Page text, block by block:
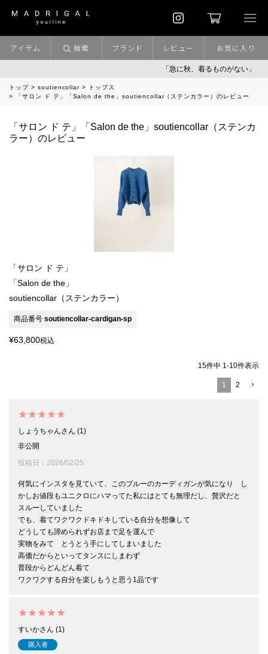
「急に秋、着るものがない」
アイテム 検索 ブランド レビュー お気に入り
トップ soutiencollar
トップス
「サロン ド テ」「Salon de the」soutiencollar（ステンカラー）のレビュー
「サロン ド テ」「Salon de the」soutiencollar（ステンカ
ラー）のレビュー
「サロン ド テ」
「Salon de the」
soutiencollar（ステンカラー）
商品番号 soutiencollar-cardigan-sp
¥63,800税込
15件中 1-10件表示
1 2
しょうちゃん
1
非公開
投稿日
2026/02/25
何気にインスタを見ていて、このブルーのカーディガンが気になり　し
かしお値段もユニクロにハマってた私にはとても無理だし、贅沢だと
スルーしていました
でも、着てワクワクドキドキしている自分を想像して
どうしても諦められずお店まで足を運んで
実物をみて　とうとう手にしてしまいました
高価だからといってタンスにしまわず
普段からどんどん着て
ワクワクする自分を楽しもうと思う1品です
すいか 1
購入者